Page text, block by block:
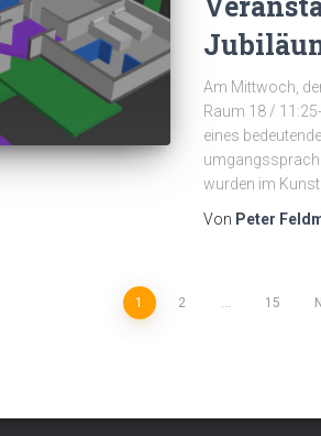
Am Mittwoch,
Raum 18 /
eines
wurden im
Von Peter
1 2 … 15